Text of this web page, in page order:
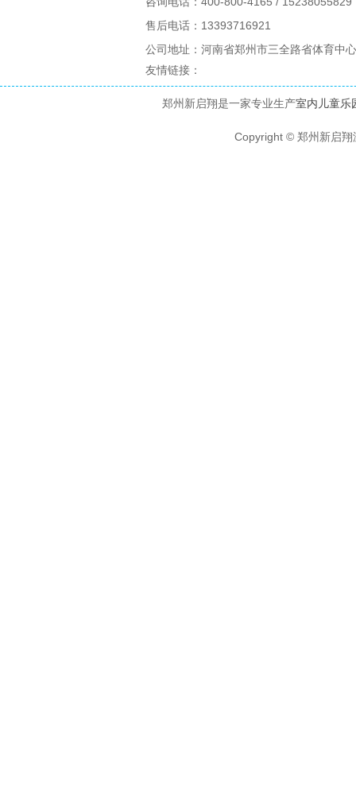
售后电话：13393716921
公司地址：河南省郑州市三全路省体育中
友情链接：
郑州新启翔是一家专业生产室内儿童乐
Copyright © 郑州新启